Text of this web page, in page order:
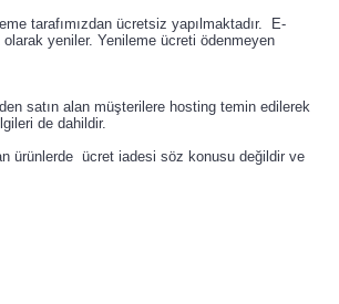
tarafımızdan ücretsiz yapılmaktadır. E-
yeniler. Yenileme ücreti ödenmeyen
satın alan müşterilere hosting temin edilerek
de dahildir.
ürünlerde ücret iadesi söz konusu değildir ve